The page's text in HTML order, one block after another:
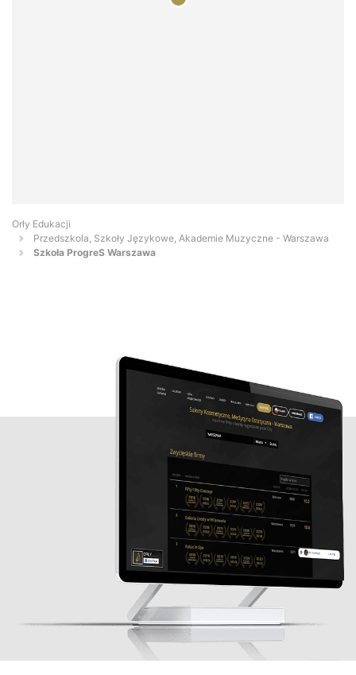
Orły Edukacji
Przedszkola, Szkoły Językowe, Akademie Muzyczne - Warszawa
Szkoła ProgreS Warszawa